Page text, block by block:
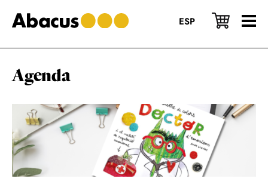
to
main
to
primary
to
footer
ESP
Agenda